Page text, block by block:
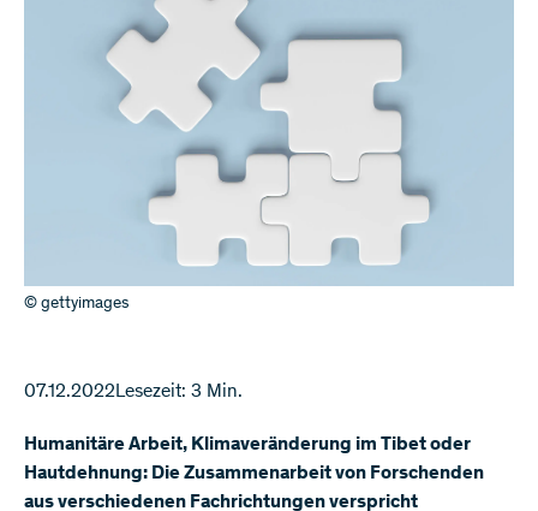
© gettyimages
07.12.2022Lesezeit: 3 Min.
Humanitäre Arbeit, Klimaveränderung im Tibet oder
Hautdehnung: Die Zusammenarbeit von Forschenden
aus verschiedenen Fachrichtungen verspricht